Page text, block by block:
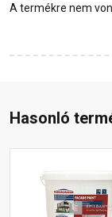
A termékre nem
Hasonló